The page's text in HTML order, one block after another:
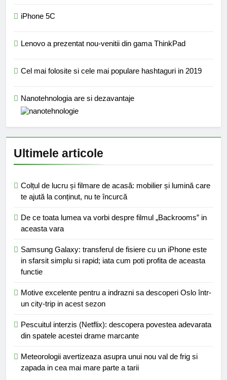
iPhone 5C
Lenovo a prezentat nou-venitii din gama ThinkPad
Cel mai folosite si cele mai populare hashtaguri in 2019
Nanotehnologia are si dezavantaje
Ultimele articole
Colțul de lucru și filmare de acasă: mobilier și lumină care
te ajută la conținut, nu te încurcă
De ce toata lumea va vorbi despre filmul „Backrooms” in
aceasta vara
Samsung Galaxy: transferul de fisiere cu un iPhone este
in sfarsit simplu si rapid; iata cum poti profita de aceasta
functie
Motive excelente pentru a indrazni sa descoperi Oslo într-
un city-trip in acest sezon
Pescuitul interzis (Netflix): descopera povestea adevarata
din spatele acestei drame marcante
Meteorologii avertizeaza asupra unui nou val de frig si
zapada in cea mai mare parte a tarii